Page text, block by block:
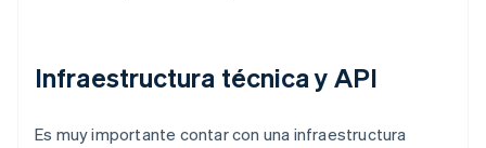
Infraestructura técnica y API
Es muy importante contar con una infraestructura